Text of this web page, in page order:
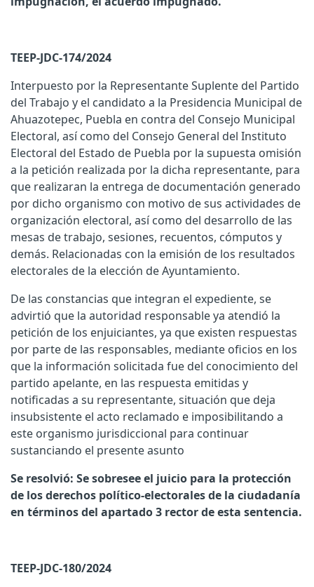
TEEP-JDC-174/2024
Interpuesto por la Representante Suplente del Partido
del Trabajo y el candidato a la Presidencia Municipal de
Ahuazotepec, Puebla en contra del Consejo Municipal
Electoral, así como del Consejo General del Instituto
Electoral del Estado de Puebla por la supuesta omisión
a la petición realizada por la dicha representante, para
que realizaran la entrega de documentación generado
por dicho organismo con motivo de sus actividades de
organización electoral, así como del desarrollo de las
mesas de trabajo, sesiones, recuentos, cómputos y
demás. Relacionadas con la emisión de los resultados
electorales de la elección de Ayuntamiento.
De las constancias que integran el expediente, se
advirtió que la autoridad responsable ya atendió la
petición de los enjuiciantes, ya que existen respuestas
por parte de las responsables, mediante oficios en los
que la información solicitada fue del conocimiento del
partido apelante, en las respuesta emitidas y
notificadas a su representante, situación que deja
insubsistente el acto reclamado e imposibilitando a
este organismo jurisdiccional para continuar
sustanciando el presente asunto
Se resolvió: Se sobresee el juicio para la protección
de los derechos político-electorales de la ciudadanía
en términos del apartado 3 rector de esta sentencia.
TEEP-JDC-180/2024